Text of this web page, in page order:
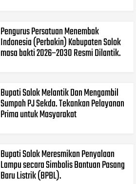
Pengurus Persatuan Menembak
Indonesia (Perbakin) Kabupaten Solok
masa bakti 2026–2030 Resmi Dilantik.
Bupati Solok Melantik Dan Mengambil
Sumpah PJ Sekda. Tekankan Pelayanan
Prima untuk Masyarakat
Bupati Solok Meresmikan Penyalaan
Lampu secara Simbolis Bantuan Pasang
Baru Listrik (BPBL).